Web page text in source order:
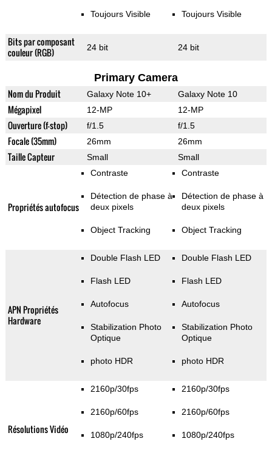
Toujours Visible Toujours Visible
Bits par composant
couleur (RGB)
24 bit 24 bit
Primary Camera
Nom du Produit Galaxy Note 10+ Galaxy Note 10
Mégapixel 12-MP 12-MP
Ouverture (f-stop) f/1.5 f/1.5
Focale (35mm) 26mm 26mm
Taille Capteur Small Small
Propriétés autofocus
Contraste
Détection de phase à
deux pixels
Object Tracking
Contraste
Détection de phase à
deux pixels
Object Tracking
APN Propriétés
Hardware
Double Flash LED
Flash LED
Autofocus
Stabilization Photo
Optique
photo HDR
Double Flash LED
Flash LED
Autofocus
Stabilization Photo
Optique
photo HDR
Résolutions Vidéo
2160p/30fps
2160p/60fps
1080p/240fps
2160p/30fps
2160p/60fps
1080p/240fps